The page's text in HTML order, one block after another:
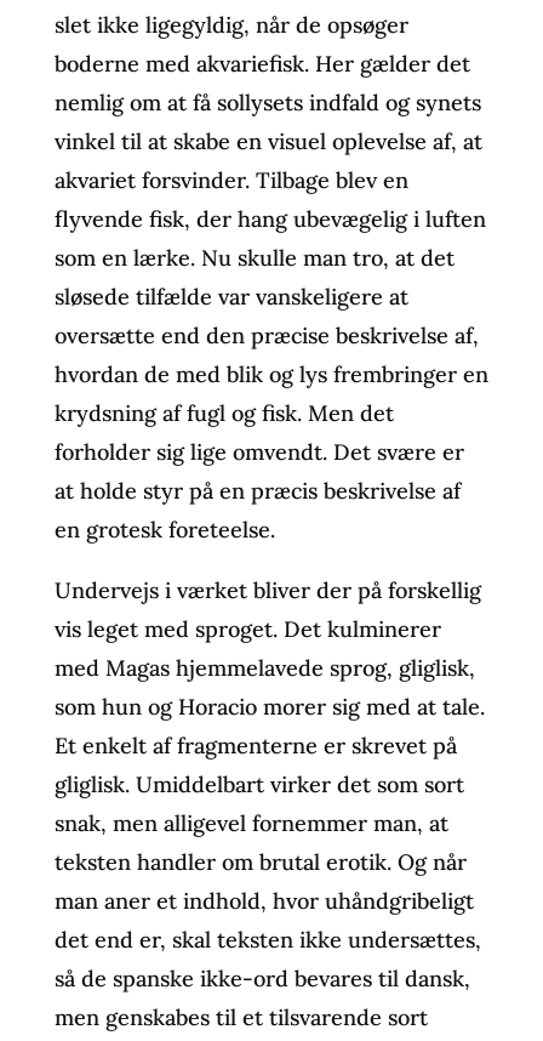
slet ikke ligegyldig, når de opsøger
boderne med akvariefisk. Her gælder det
nemlig om at få sollysets indfald og synets
vinkel til at skabe en visuel oplevelse af, at
akvariet forsvinder. Tilbage blev en
flyvende fisk, der hang ubevægelig i luften
som en lærke. Nu skulle man tro, at det
sløsede tilfælde var vanskeligere at
oversætte end den præcise beskrivelse af,
hvordan de med blik og lys frembringer en
krydsning af fugl og fisk. Men det
forholder sig lige omvendt. Det svære er
at holde styr på en præcis beskrivelse af
en grotesk foreteelse.
Undervejs i værket bliver der på forskellig
vis leget med sproget. Det kulminerer
med Magas hjemmelavede sprog, gliglisk,
som hun og Horacio morer sig med at tale.
Et enkelt af fragmenterne er skrevet på
gliglisk. Umiddelbart virker det som sort
snak, men alligevel fornemmer man, at
teksten handler om brutal erotik. Og når
man aner et indhold, hvor uhåndgribeligt
det end er, skal teksten ikke undersættes,
så de spanske ikke-ord bevares til dansk,
men genskabes til et tilsvarende sort